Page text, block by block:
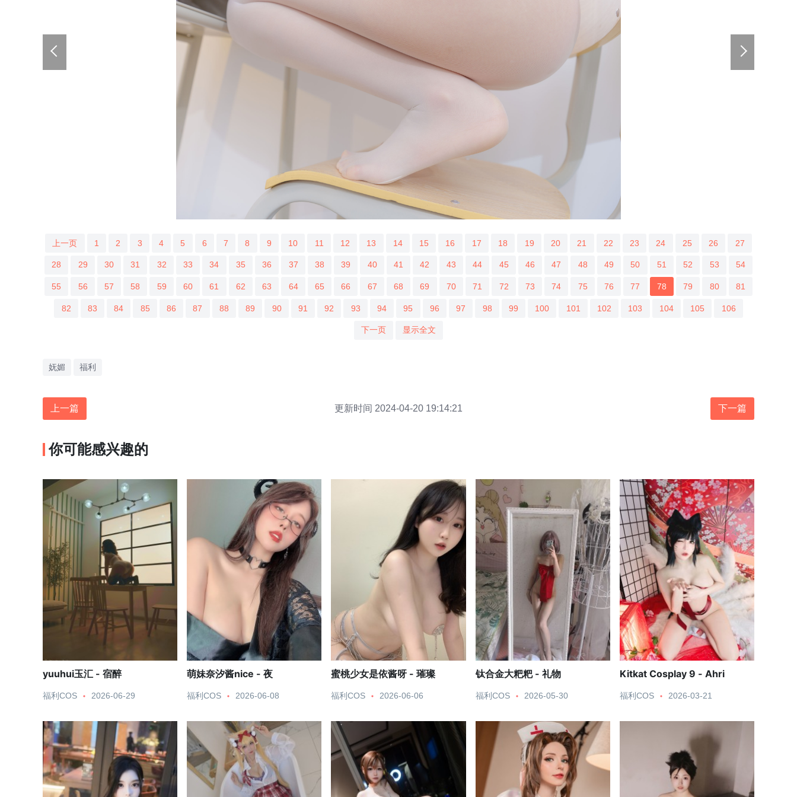
上一页 1 2 3 4 5 6 7 8 9 10 11 12 13 14 15 16 17 18 19 20 21 22 23 24 25 26 27
28 29 30 31 32 33 34 35 36 37 38 39 40 41 42 43 44 45 46 47 48 49 50 51 52 53 54
55 56 57 58 59 60 61 62 63 64 65 66 67 68 69 70 71 72 73 74 75 76 77 78 79 80 81
82 83 84 85 86 87 88 89 90 91 92 93 94 95 96 97 98 99 100 101 102 103 104 105 106
下一页 显示全文
妩媚 福利
上一篇 更新时间 2024-04-20 19:14:21 下一篇
你可能感兴趣的
yuuhui玉汇 - 宿醉
福利COS 2026-06-29
萌妹奈汐酱nice - 夜
福利COS 2026-06-08
蜜桃少女是依酱呀 - 璀璨
福利COS 2026-06-06
钛合金大粑粑 - 礼物
福利COS 2026-05-30
Kitkat Cosplay 9 - Ahri
福利COS 2026-03-21